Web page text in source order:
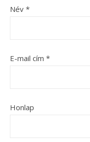
Név *
E-mail cím *
Honlap